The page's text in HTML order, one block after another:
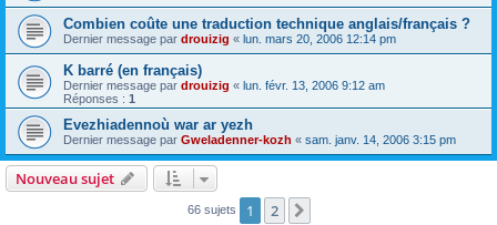
Combien coûte une traduction technique anglais/français ?
Dernier message par drouizig « lun. mars 20, 2006 12:14 pm
K barré (en français)
Dernier message par drouizig « lun. févr. 13, 2006 9:12 am
Réponses : 1
Evezhiadennoù war ar yezh
Dernier message par Gweladenner-kozh « sam. janv. 14, 2006 3:15 pm
Nouveau sujet
66 sujets 1 2